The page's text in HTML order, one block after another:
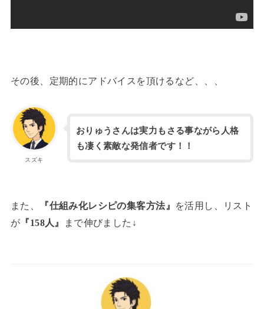
その後、定期的にアドバイスを頂けるなど、、、
スズキ
おりゅうさんは実力もさる事ながら人格
も凄く素敵な発信者です！！
また、 『仕組み化レシピの集客方法』 を活用し、リスト
が 『158人』 まで伸びました↓